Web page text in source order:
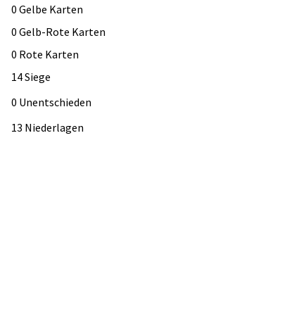
0 Gelbe Karten
0 Gelb-Rote Karten
0 Rote Karten
14 Siege
0 Unentschieden
13 Niederlagen